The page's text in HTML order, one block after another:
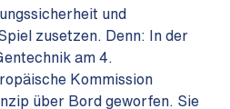
und
zusetzen. Denn: In der
am 4.
Kommission
über Bord geworfen. Sie